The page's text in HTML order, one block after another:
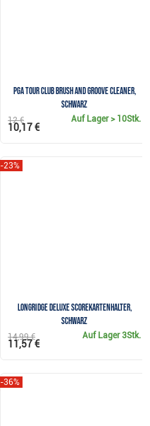
PGA Tour Club Brush and Groove Cleaner,
schwarz
Auf Lager> 10Stk.
12 €
10,17 €
Longridge Deluxe Scorekartenhalter,
schwarz
-23%
Auf Lager3Stk.
14,99 €
11,57 €
-36%